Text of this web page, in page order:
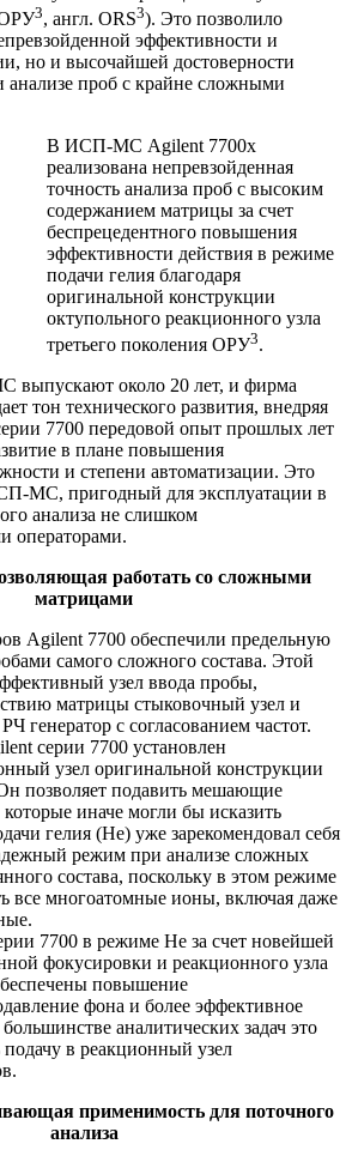
3, англ. ORS3). Это позволило
эффективности и
но и высочайшей достоверности
анализе проб с крайне сложными
В ИСП-МС Agilent 7700x
реализована непревзойденная
точность анализа проб с высоким
содержанием матрицы за счет
беспрецедентного повышения
эффективности действия в режиме
подачи гелия благодаря
оригинальной конструкции
октупольного реакционного узла
третьего поколения ОРУ3.
около 20 лет, и фирма
тон технического развития, внедряя
7700 передовой опыт прошлых лет
в плане повышения
и степени автоматизации. Это
МС, пригодный для эксплуатации в
анализа не слишком
операторами.
работать со сложными
матрицами
Agilent 7700 обеспечили предельную
самого сложного состава. Этой
узел ввода пробы,
матрицы стыковочный узел и
генератор с согласованием частот.
серии 7700 установлен
узел оригинальной конструкции
позволяет подавить мешающие
иначе могли бы исказить
гелия (He) уже зарекомендовал себя
режим при анализе сложных
состава, поскольку в этом режиме
все многоатомные ионы, включая даже
7700 в режиме Не за счет новейшей
фокусировки и реакционного узла
повышение
фона и более эффективное
аналитических задач это
в реакционный узел
применимость для поточного
анализа